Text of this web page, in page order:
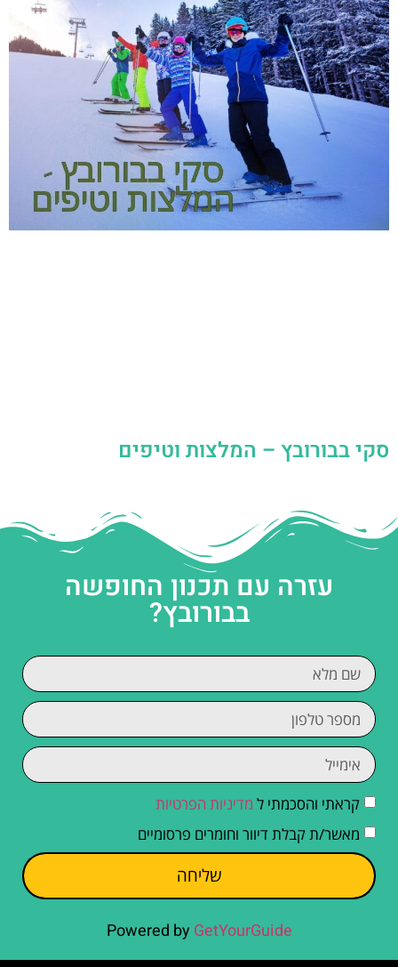
סקי בבורובץ – המלצות וטיפים
עזרה עם תכנון החופשה
בבורובץ?
קראתי והסכמתי ל מדיניות הפרטיות
מאשר/ת קבלת דיוור וחומרים פרסומיים
שליחה
Powered by GetYourGuide